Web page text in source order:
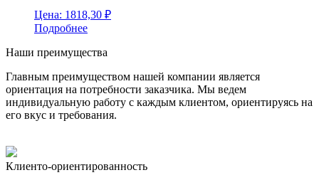
Цена: 1818,30 ₽
Подробнее
Наши преимущества
Главным преимуществом нашей компании является
ориентация на потребности заказчика. Мы ведем
индивидуальную работу с каждым клиентом, ориентируясь на
его вкус и требования.
Клиенто-ориентированность